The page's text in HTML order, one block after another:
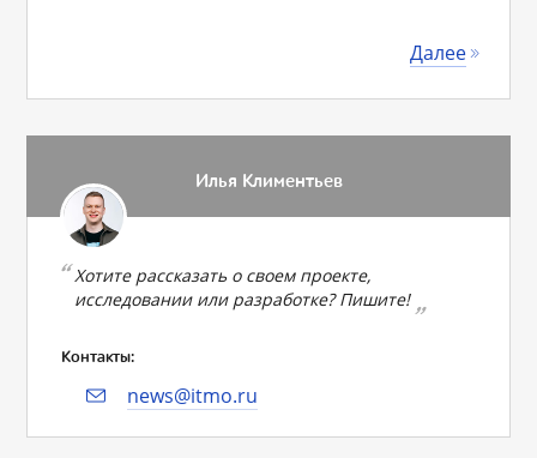
Далее
Илья Климентьев
Хотите рассказать о своем проекте,
исследовании или разработке? Пишите!
Контакты:
news@itmo.ru